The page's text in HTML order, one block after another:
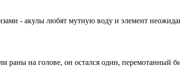
- акулы любят мутную воду и элемент
раны на голове, он остался один, перемотанный